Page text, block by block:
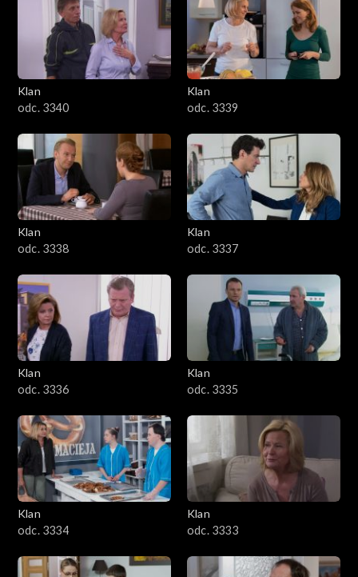
Klan
odc. 3340
Klan
odc. 3339
Klan
odc. 3338
Klan
odc. 3337
Klan
odc. 3336
Klan
odc. 3335
Klan
odc. 3334
Klan
odc. 3333